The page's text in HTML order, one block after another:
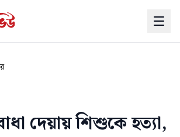
দেয়ায় শিশুকে হত্যা,